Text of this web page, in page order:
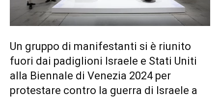
Un gruppo di manifestanti si è riunito
fuori dai padiglioni Israele e Stati Uniti
alla Biennale di Venezia 2024 per
protestare contro la guerra di Israele a